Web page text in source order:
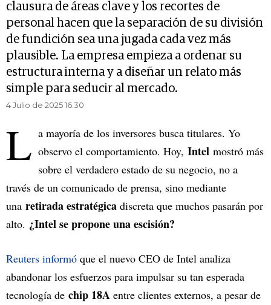
clausura de áreas clave y los recortes de
personal hacen que la separación de su división
de fundición sea una jugada cada vez más
plausible. La empresa empieza a ordenar su
estructura interna y a diseñar un relato más
simple para seducir al mercado.
4 Julio de 2025 16.30
L a mayoría de los inversores busca titulares. Yo
observo el comportamiento. Hoy, Intel mostró más
sobre el verdadero estado de su negocio, no a
través de un comunicado de prensa, sino mediante
una retirada estratégica discreta que muchos pasarán por
alto. ¿Intel se propone una escisión?
Reuters informó que el nuevo CEO de Intel analiza
abandonar los esfuerzos para impulsar su tan esperada
tecnología de chip 18A entre clientes externos, a pesar de